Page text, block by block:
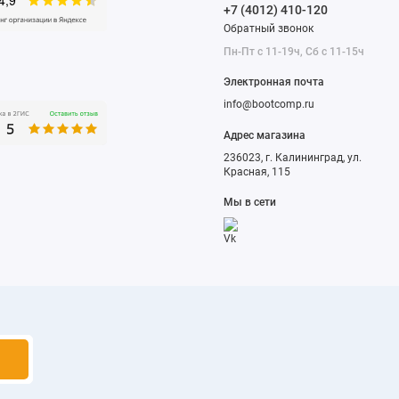
+7 (4012) 410-120
Обратный звонок
Пн-Пт с 11-19ч, Сб с 11-15ч
Электронная почта
info@bootcomp.ru
Адрес магазина
236023, г. Калининград, ул.
Красная, 115
Мы в сети